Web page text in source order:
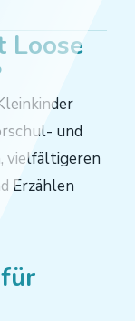
Loose
und
vielfältigeren
Erzählen